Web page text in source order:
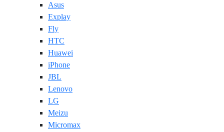
Asus
Explay
Fly
HTC
Huawei
iPhone
JBL
Lenovo
LG
Meizu
Micromax